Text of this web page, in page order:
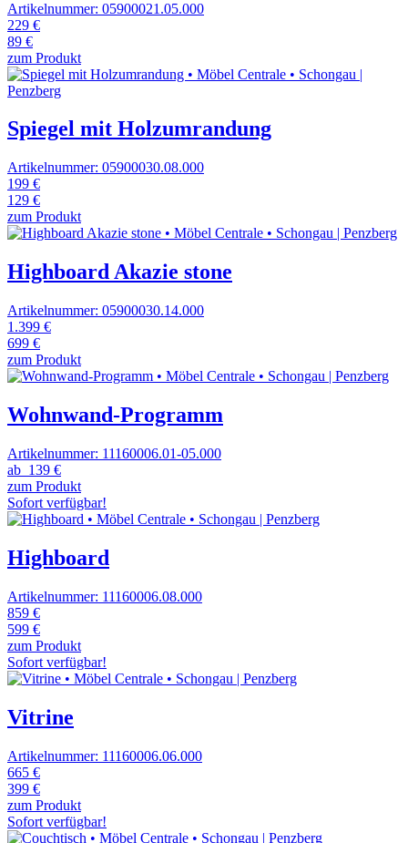
Artikelnummer: 05900021.05.000
229 €
89 €
zum Produkt
Spiegel mit Holzumrandung
Artikelnummer: 05900030.08.000
199 €
129 €
zum Produkt
Highboard Akazie stone
Artikelnummer: 05900030.14.000
1.399 €
699 €
zum Produkt
Wohnwand-Programm
Artikelnummer: 11160006.01-05.000
ab 139 €
zum Produkt
Sofort verfügbar!
Highboard
Artikelnummer: 11160006.08.000
859 €
599 €
zum Produkt
Sofort verfügbar!
Vitrine
Artikelnummer: 11160006.06.000
665 €
399 €
zum Produkt
Sofort verfügbar!